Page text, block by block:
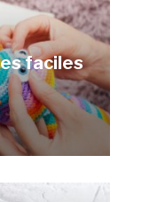
faciles